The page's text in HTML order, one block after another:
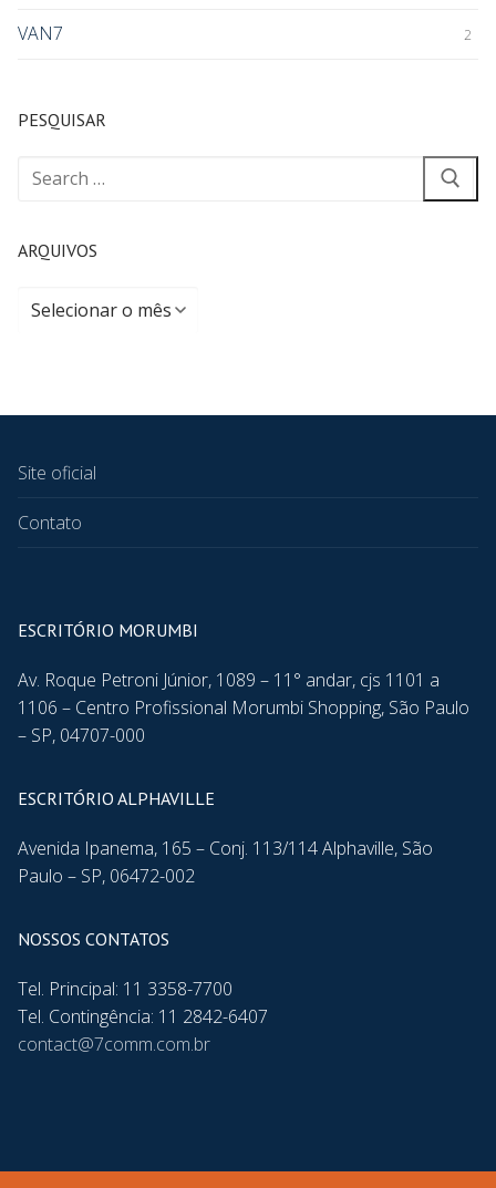
VAN7 2
PESQUISAR
ARQUIVOS
Site oficial
Contato
ESCRITÓRIO MORUMBI
Av. Roque Petroni Júnior, 1089 – 11° andar, cjs 1101 a
1106 – Centro Profissional Morumbi Shopping, São Paulo
– SP, 04707-000
ESCRITÓRIO ALPHAVILLE
Avenida Ipanema, 165 – Conj. 113/114 Alphaville, São
Paulo – SP, 06472-002
NOSSOS CONTATOS
Tel. Principal: 11 3358-7700
Tel. Contingência: 11 2842-6407
contact@7comm.com.br